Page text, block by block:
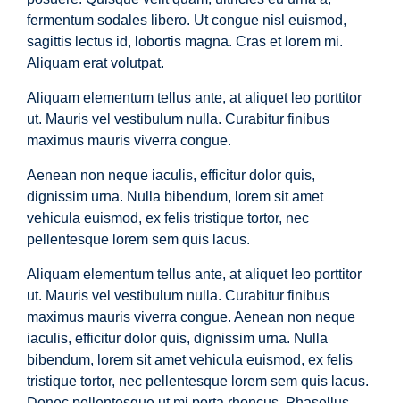
fermentum sodales libero. Ut congue nisl euismod,
sagittis lectus id, lobortis magna. Cras et lorem mi.
Aliquam erat volutpat.
Aliquam elementum tellus ante, at aliquet leo porttitor
ut. Mauris vel vestibulum nulla. Curabitur finibus
maximus mauris viverra congue.
Aenean non neque iaculis, efficitur dolor quis,
dignissim urna. Nulla bibendum, lorem sit amet
vehicula euismod, ex felis tristique tortor, nec
pellentesque lorem sem quis lacus.
Aliquam elementum tellus ante, at aliquet leo porttitor
ut. Mauris vel vestibulum nulla. Curabitur finibus
maximus mauris viverra congue. Aenean non neque
iaculis, efficitur dolor quis, dignissim urna. Nulla
bibendum, lorem sit amet vehicula euismod, ex felis
tristique tortor, nec pellentesque lorem sem quis lacus.